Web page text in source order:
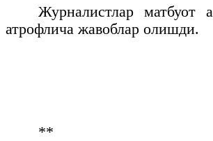
Журналистлар матбуот
атрофлича жавоблар олишди.
**